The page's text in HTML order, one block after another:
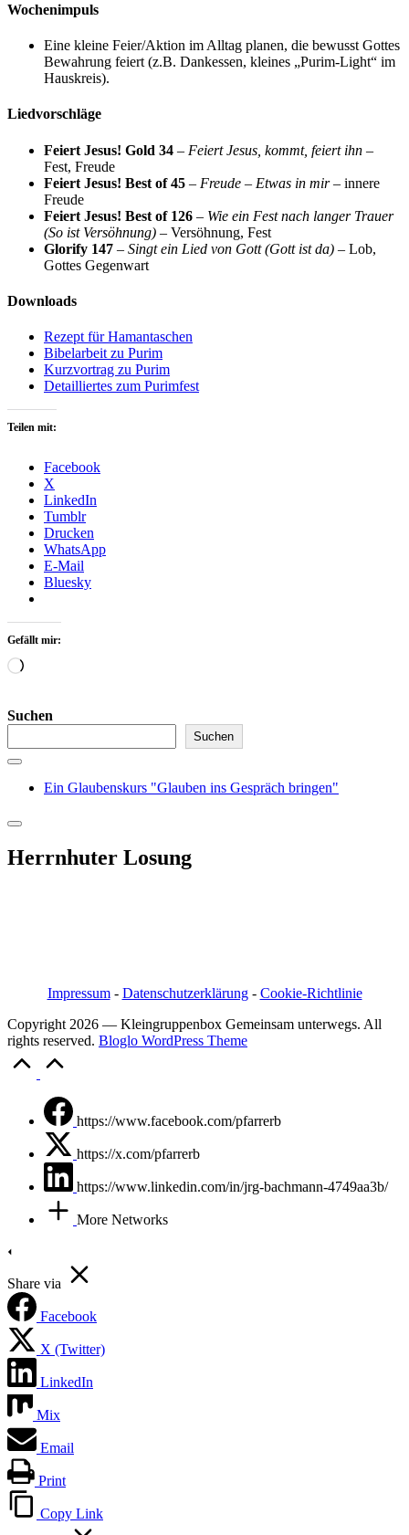
Wochenimpuls
Eine kleine Feier/Aktion im Alltag planen, die bewusst Gottes
Bewahrung feiert (z.B. Dankessen, kleines „Purim-Light“ im
Hauskreis).
Liedvorschläge
Feiert Jesus! Gold 34 – Feiert Jesus, kommt, feiert ihn –
Fest, Freude
Feiert Jesus! Best of 45 – Freude – Etwas in mir– innere
Freude
Feiert Jesus! Best of 126 – Wie ein Fest nach langer Trauer
(So ist Versöhnung) – Versöhnung, Fest
Glorify 147 – Singt ein Lied von Gott (Gott ist da) – Lob,
Gottes Gegenwart
Downloads
Rezept für Hamantaschen
Bibelarbeit zu Purim
Kurzvortrag zu Purim
Detailliertes zum Purimfest
Teilen mit:
Facebook
X
LinkedIn
Tumblr
Drucken
WhatsApp
E-Mail
Bluesky
Gefällt mir:
Wird
Suchen
Suchen
Ein Glaubenskurs "Glauben ins Gespräch bringen"
Herrnhuter Losung
Impressum- Datenschutzerklärung- Cookie-Richtlinie
Copyright 2026 — Kleingruppenbox Gemeinsam unterwegs. All
rights reserved. Bloglo WordPress Theme
https://www.facebook.com/pfarrerb
https://x.com/pfarrerb
https://www.linkedin.com/in/jrg-bachmann-4749aa3b/
More Networks
Share via
Facebook
X (Twitter)
LinkedIn
Mix
Email
Print
Copy Link